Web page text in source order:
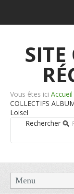
SITE
Vous êtes ici Accueil
COLLECTIFS
Loisel
Rechercher
Menu